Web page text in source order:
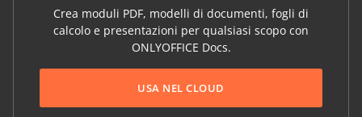
Crea moduli PDF, modelli di documenti, fogli di
calcolo e presentazioni per qualsiasi scopo con
ONLYOFFICE Docs.
USA NEL CLOUD